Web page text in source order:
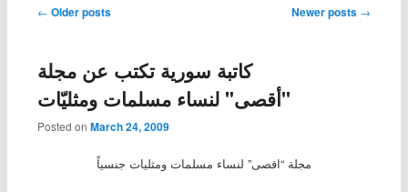
Post navigation
← Older posts Newer posts →
كاتبة سورية تكتب عن مجلة
"أقصى" لنساء مسلمات ومثليّات
Posted on March 24, 2009
مجلة “اقصى” لنساء مسلمات ومثليات جنسياً